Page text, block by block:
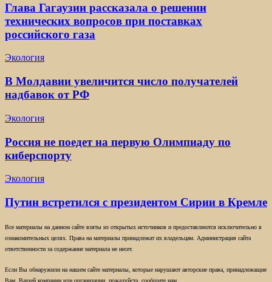
Глава Гагаузии рассказала о решении
технических вопросов при поставках
российского газа
Экология
В Молдавии увеличится число получателей
надбавок от РФ
Экология
Россия не поедет на первую Олимпиаду по
киберспорту
Экология
Путин встретился с президентом Сирии в Кремле
Все материалы на данном сайте взяты из открытых источников и предоставляются исключительно в
ознакомительных целях. Права на материалы принадлежат их владельцам. Администрация сайта
ответственности за содержание материала не несет.
Если Вы обнаружили на нашем сайте материалы, которые нарушают авторские права, принадлежащие
Вам, Вашей компании или организации, пожалуйста, сообщите нам.